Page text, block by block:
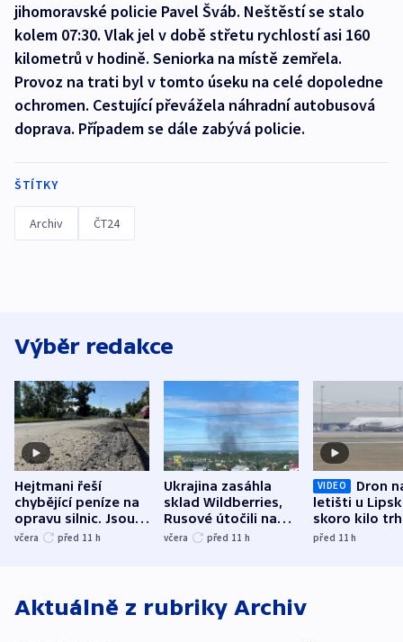
jihomoravské policie Pavel Šváb. Neštěstí se stalo
kolem 07:30. Vlak jel v době střetu rychlostí asi 160
kilometrů v hodině. Seniorka na místě zemřela.
Provoz na trati byl v tomto úseku na celé dopoledne
ochromen. Cestující převážela náhradní autobusová
doprava. Případem se dále zabývá policie.
ŠTÍTKY
Archiv ČT24
Výběr redakce
Hejtmani řeší
chybějící peníze na
opravu silnic. Jsou
nenárokové, namítá
včera před 11 h
Ukrajina zasáhla
sklad Wildberries,
Rusové útočili na
trh, hasiče či
včera před 11 h
VIDEO
Dron
letišti u
skoro kilo
indicie
před 11h
Aktuálně z rubriky Archiv